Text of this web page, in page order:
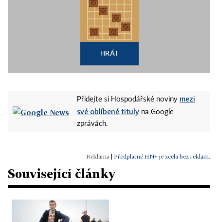
HRÁT
Přidejte si Hospodářské noviny mezi
své oblíbené tituly na Google
zprávách.
Předplatné HN+ je zcela bez reklam.
Související články